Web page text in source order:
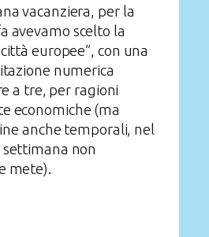
vacanziera, per la
avevamo scelto la
europee”, con una
numerica
a tre, per ragioni
economiche (ma
anche temporali, nel
settimana non
mete).